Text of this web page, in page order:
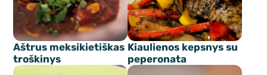
Aštrus meksikietiškas
troškinys
Kiaulienos kepsnys su
peperonata